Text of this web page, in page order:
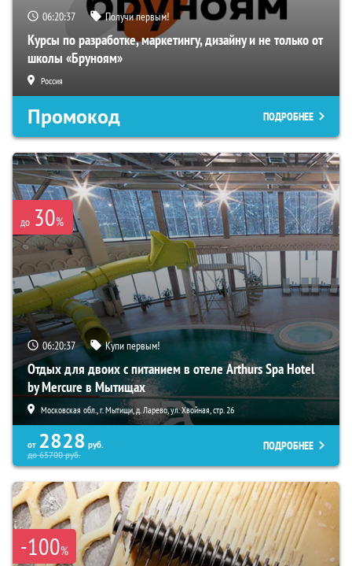
06:20:36 Получи первым!
Курсы по разработке, маркетингу, дизайну и не только от
школы «Бруноям»
Россия
Промокод ПОДРОБНЕЕ
до 30%
06:20:36 Купи первым!
Отдых для двоих с питанием в отеле Arthurs Spa Hotel
by Mercure в Мытищах
Московская обл., г. Мытищи, д. Ларево, ул. Хвойная, стр. 26
от 2828 руб.
до65700руб.
ПОДРОБНЕЕ
-100%